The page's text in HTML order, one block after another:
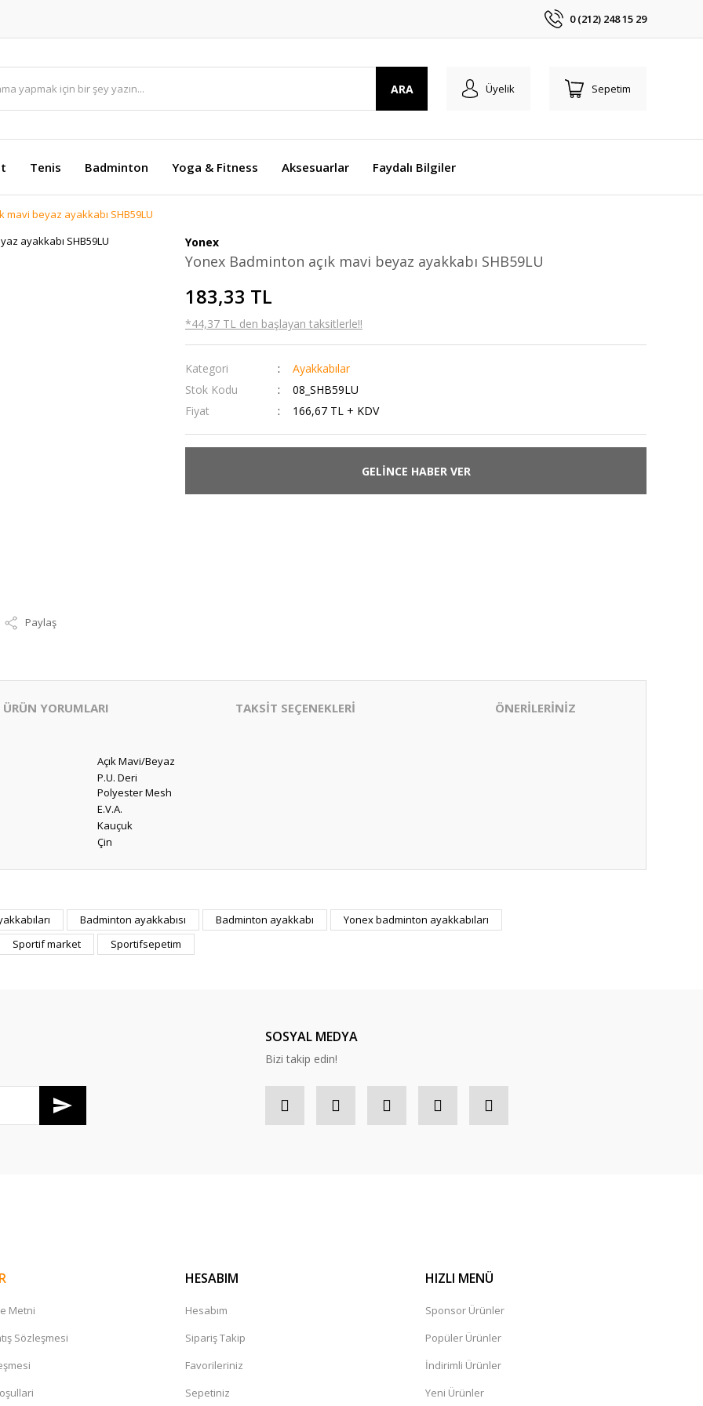
0 (212) 248 15 29
ARA Üyelik Sepetim
Tenis Badminton Yoga & Fitness Aksesuarlar Faydalı Bilgiler
mavi beyaz ayakkabı SHB59LU
Paylaş
Yonex
Yonex Badminton açık mavi beyaz ayakkabı SHB59LU
183,33 TL
*44,37 TL den başlayan taksitlerle!!
Kategori
Ayakkabılar
Stok Kodu
08_SHB59LU
Fiyat
166,67 TL + KDV
GELİNCE HABER VER
ÜRÜN YORUMLARI TAKSİT SEÇENEKLERİ ÖNERİLERİNİZ
Açık Mavi/Beyaz
P.U. Deri
Polyester Mesh
E.V.A.
Kauçuk
Çin
Bu ürüne ilk yorumu siz yapın!
Badminton ayakkabısı Badminton ayakkabı
Yonex badminton ayakkabıları
Sportif market Sportifsepetim
SOSYAL MEDYA
Bizi takip edin!
Metni
Sözleşmesi
HESABIM
Hesabım
Sipariş Takip
Favorileriniz
Sepetiniz
HIZLI MENÜ
Sponsor Ürünler
Popüler Ürünler
İndirimli Ürünler
Yeni Ürünler